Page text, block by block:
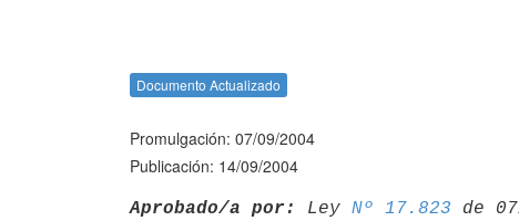
Documento Actualizado
Promulgación: 07/09/2004
Publicación: 14/09/2004
Aprobado/a por: Ley Nº 17.823